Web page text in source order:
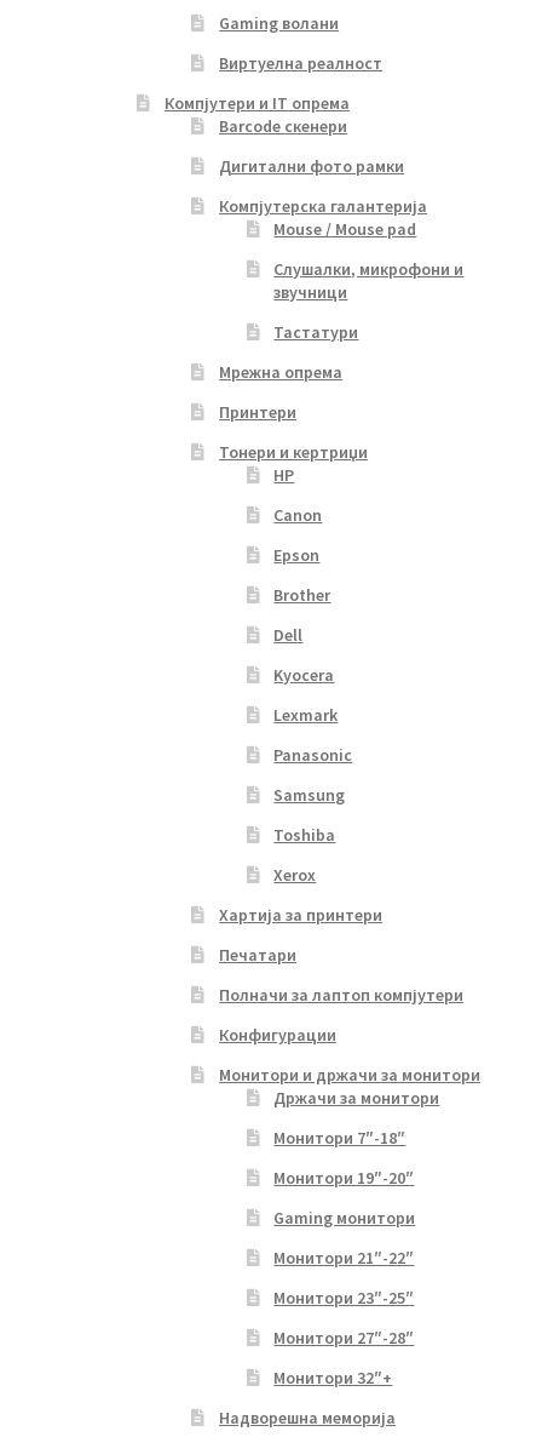
Gaming волани
Виртуелна реалност
Компјутери и IT опрема
Barcode скенери
Дигитални фото рамки
Компјутерска галантерија
Mouse / Mouse pad
Слушалки, микрофони и
звучници
Тастатури
Мрежна опрема
Принтери
Тонери и кертриџи
HP
Canon
Epson
Brother
Dell
Kyocera
Lexmark
Panasonic
Samsung
Toshiba
Xerox
Хартија за принтери
Печатари
Полначи за лаптоп компјутери
Конфигурации
Монитори и држачи за монитори
Држачи за монитори
Монитори 7″-18″
Монитори 19″-20″
Gaming монитори
Монитори 21″-22″
Монитори 23″-25″
Монитори 27″-28″
Монитори 32″+
Надворешна меморија